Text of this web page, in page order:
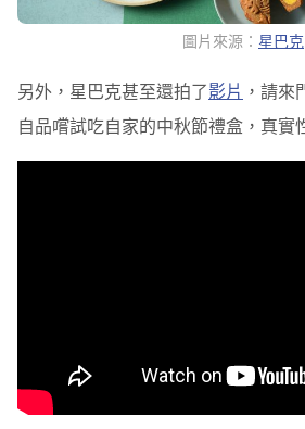
圖片來源： 星巴克
另外，星巴克甚至還拍了影片 ，請
自品嚐試吃自家的中秋節禮盒，真實